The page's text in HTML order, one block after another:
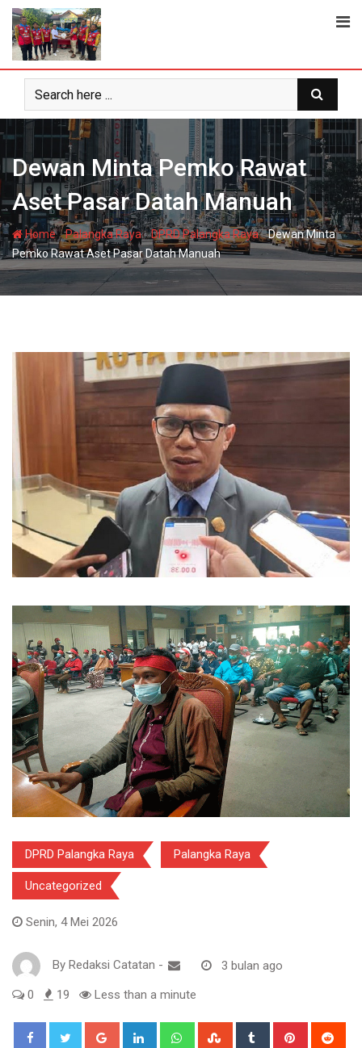
Skip
content
Dewan Minta Pemko Rawat
Aset Pasar Datah Manuah
Home-Palangka Raya-DPRD Palangka Raya-Dewan Minta
Pemko Rawat Aset Pasar Datah Manuah
DPRD Palangka Raya Palangka Raya
Uncategorized
Senin, 4 Mei 2026
By Redaksi Catatan - 3 bulan ago
0 19 Less than a minute
Google+ LinkedIn WhatsappStumbleUpon
Tumblr Pinterest